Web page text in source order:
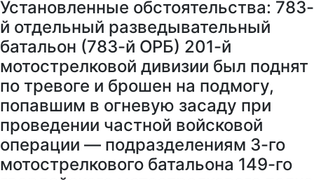
Установленные обстоятельства: 783-
й отдельный разведывательный
батальон (783-й ОРБ) 201-й
мотострелковой дивизии был поднят
по тревоге и брошен на подмогу,
попавшим в огневую засаду при
проведении частной войсковой
операции — подразделениям 3-го
мотострелкового батальона 149-го